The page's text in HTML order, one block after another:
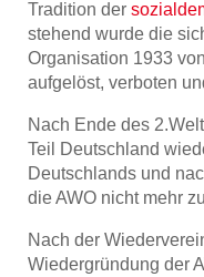
Tradition der
stehend wurde die
Organisation 1933
aufgelöst, verboten
Nach Ende des
Teil Deutschland
Deutschlands und
die AWO nicht mehr
Nach der
Wiedergründung der